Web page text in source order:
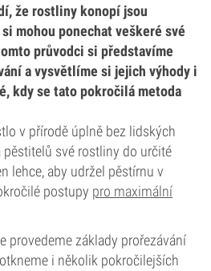
že rostliny konopí jsou
mohou ponechat veškeré své
průvodci si představíme
a vysvětlíme si jejich výhody i
kdy se tato pokročilá metoda
v přírodě úplně bez lidských
pěstitelů své rostliny do určité
lehce, aby udržel pěstírnu v
postupy pro maximální
provedeme základy prořezávání
i několik pokročilejších